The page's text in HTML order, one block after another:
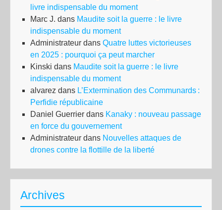
livre indispensable du moment
Marc J. dans Maudite soit la guerre : le livre
indispensable du moment
Administrateur dans Quatre luttes victorieuses
en 2025 : pourquoi ça peut marcher
Kinski dans Maudite soit la guerre : le livre
indispensable du moment
alvarez dans L’Extermination des Communards :
Perfidie républicaine
Daniel Guerrier dans Kanaky : nouveau passage
en force du gouvernement
Administrateur dans Nouvelles attaques de
drones contre la flottille de la liberté
Archives